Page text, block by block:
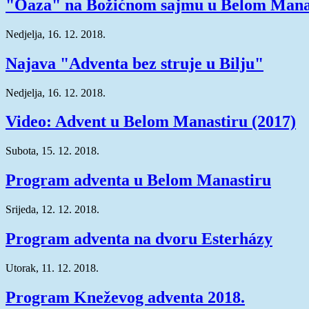
"Oaza" na Božićnom sajmu u Belom
Nedjelja, 16. 12. 2018.
Najava "Adventa bez struje u Bilju"
Nedjelja, 16. 12. 2018.
Video: Advent u Belom Manastiru (2017)
Subota, 15. 12. 2018.
Program adventa u Belom Manastiru
Srijeda, 12. 12. 2018.
Program adventa na dvoru Esterházy
Utorak, 11. 12. 2018.
Program Kneževog adventa 2018.